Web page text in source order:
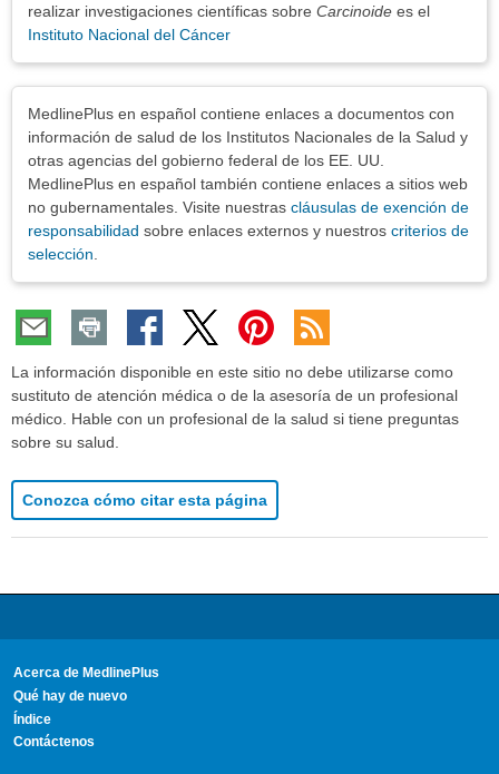
realizar investigaciones científicas sobre Carcinoide es el
Instituto Nacional del Cáncer
MedlinePlus en español contiene enlaces a documentos con
información de salud de los Institutos Nacionales de la Salud y
otras agencias del gobierno federal de los EE. UU.
MedlinePlus en español también contiene enlaces a sitios web
no gubernamentales. Visite nuestras cláusulas de exención de
responsabilidad sobre enlaces externos y nuestros criterios de
selección
La información disponible en este sitio no debe utilizarse como
sustituto de atención médica o de la asesoría de un profesional
médico. Hable con un profesional de la salud si tiene preguntas
sobre su salud.
Conozca cómo citar esta página
Acerca de MedlinePlus
Qué hay de nuevo
Índice
Contáctenos